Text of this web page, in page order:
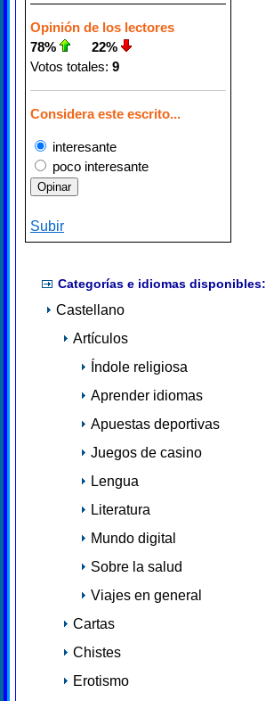
Opinión de los lectores
78%
22%
Votos totales: 9
Considera este escrito...
interesante
poco interesante
Subir
Categorías e idiomas disponibles:
Castellano
Artículos
Índole religiosa
Aprender idiomas
Apuestas deportivas
Juegos de casino
Lengua
Literatura
Mundo digital
Sobre la salud
Viajes en general
Cartas
Chistes
Erotismo